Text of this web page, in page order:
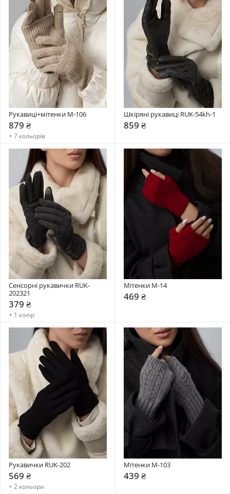
Рукавиці+мітенки М-106
879 ₴
+ 7 кольорів
Шкіряні рукавиці RUK-54kh-1
859 ₴
Сенсорні рукавички RUK-
202321
379 ₴
+ 1 колір
Мітенки М-14
469 ₴
Рукавички RUK-202
569 ₴
+ 2 кольори
Мітенки М-103
439 ₴